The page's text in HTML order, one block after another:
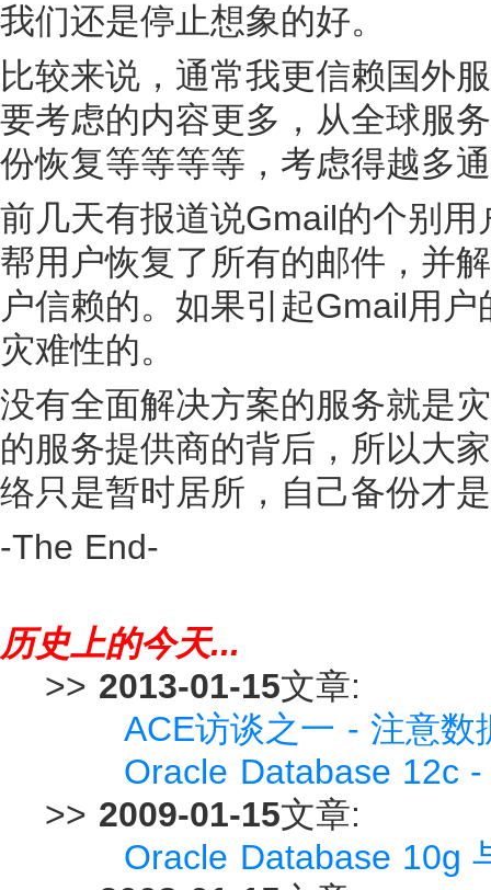
我们还是停止想象的好。
比较来说，通常我更信赖国外
要考虑的内容更多，从全球服
份恢复等等等等，考虑得越多
前几天有报道说Gmail的个别
帮用户恢复了所有的邮件，并
户信赖的。如果引起Gmail用
灾难性的。
没有全面解决方案的服务就是
的服务提供商的背后，所以大
络只是暂时居所，自己备份才
-The End-
历史上的今天...
>> 2013-01-15文章:
ACE访谈之一 - 注意数
Oracle Database 12c
>> 2009-01-15文章:
Oracle Database 10g